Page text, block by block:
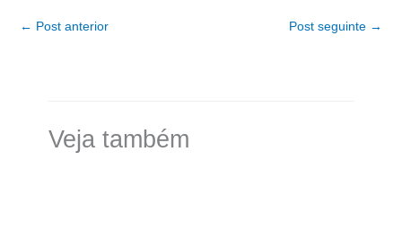
← Post anterior Post seguinte →
Veja também